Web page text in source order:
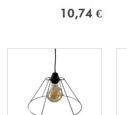
10,74 €